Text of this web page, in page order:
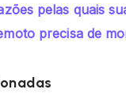
pelas quais
precisa de